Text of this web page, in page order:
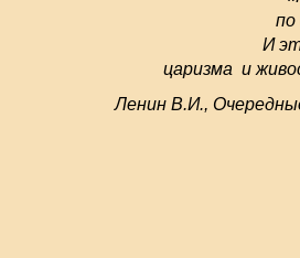
по
И
царизма и
Ленин В.И.,